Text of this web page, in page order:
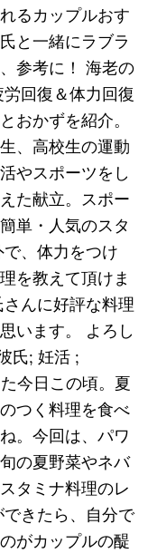
るカップルおす
と一緒にラブラ
参考に！ 海老の
回復＆体力回復
おかずを紹介。
、高校生の運動
やスポーツをし
た献立。スポー
単・人気のスタ
、体力をつけ
を教えて頂けま
んに好評な料理
います。 よろし
氏; 妊活 ;
今日この頃。夏
つく料理を食べ
。今回は、パワ
の夏野菜やネバ
タミナ料理のレ
きたら、自分で
がカップルの醍